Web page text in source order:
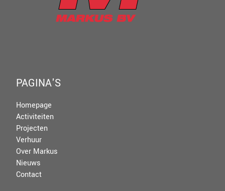
PAGINA'S
Homepage
Activiteiten
Projecten
Verhuur
Over Markus
Nieuws
Contact